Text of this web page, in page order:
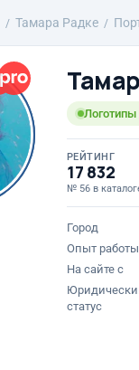
Тамара Радке
РЕЙТИНГ
17 832
№ 56 в
Город
Опыт работы
На сайте с
статус